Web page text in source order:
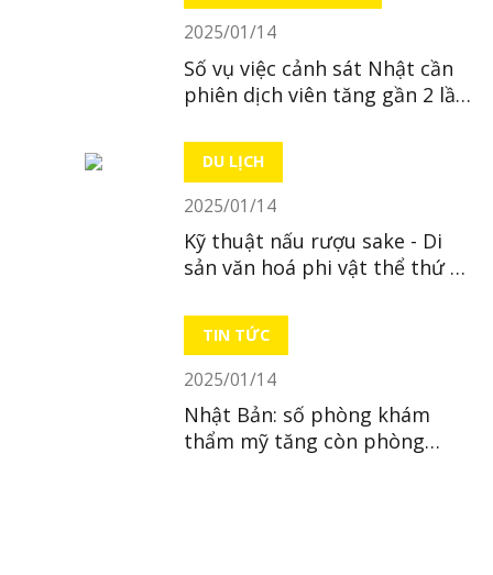
2025/01/14
Số vụ việc cảnh sát Nhật cần
phiên dịch viên tăng gần 2 lần
DU LỊCH
2025/01/14
Kỹ thuật nấu rượu sake - Di
sản văn hoá phi vật thể thứ 23
TIN TỨC
2025/01/14
Nhật Bản: số phòng khám
thẩm mỹ tăng còn phòng